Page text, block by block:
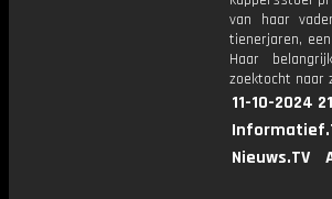
van haar
tienerjaren,
Haar
zoektocht naar
11-10-2024
Nieuws.TV